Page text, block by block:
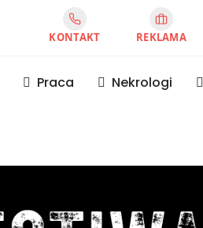
KONTAKT REKLAMA
Praca Nekrologi